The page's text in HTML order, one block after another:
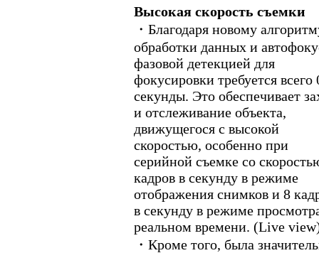
Высокая скорость съемки
・Благодаря новому
обработки данных и
фазовой детекцией для
фокусировки требуется всего
секунды. Это обеспечивает
и отслеживание объекта,
движущегося с высокой
скоростью, особенно при
серийной съемке со
кадров в секунду в режиме
отображения снимков и 8
в секунду в режиме
реальном времени. (Live
・Кроме того, была